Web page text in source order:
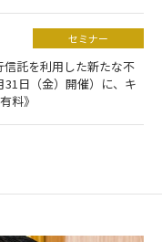
セミナー
信託を利用した新たな不
日（金）開催）に、キ
料》